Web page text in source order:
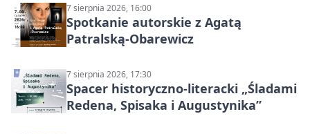
7 sierpnia 2026, 16:00
Spotkanie autorskie z Agatą
Patralską-Obarewicz
7 sierpnia 2026, 17:30
Spacer historyczno-literacki „Śladami
Redena, Spisaka i Augustynika”